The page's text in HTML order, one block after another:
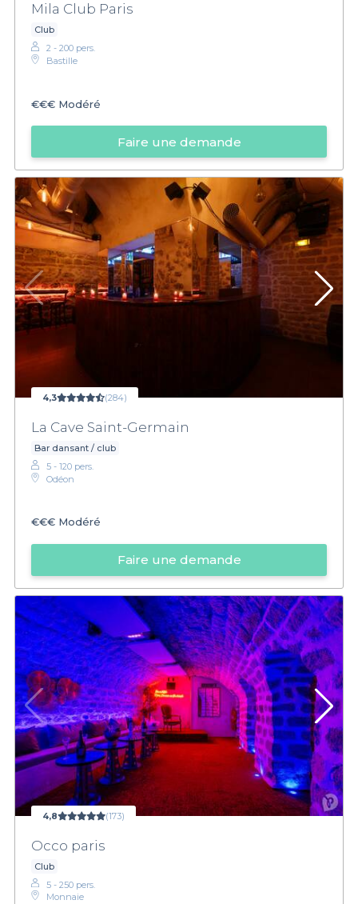
Mila Club Paris
Club
2 - 200 pers.
Bastille
€€€ Modéré
Faire une demande
4,3 (284)
La Cave Saint-Germain
Bar dansant / club
5 - 120 pers.
Odéon
€€€ Modéré
Faire une demande
4,8 (173)
Occo paris
Club
5 - 250 pers.
Monnaie